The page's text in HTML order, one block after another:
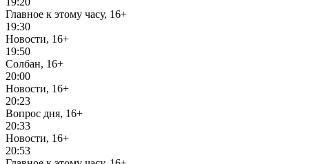
Главное к этому часу, 16+
19:30
Новости, 16+
19:50
Солбан, 16+
20:00
Новости, 16+
20:23
Вопрос дня, 16+
20:33
Новости, 16+
20:53